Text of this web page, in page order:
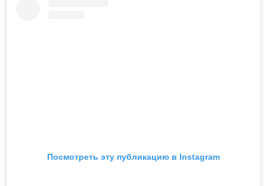
Посмотреть эту публикацию в Instagram